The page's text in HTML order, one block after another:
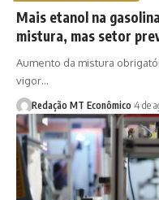
Mais etanol na
mistura, mas setor
Aumento da mistura
vigor…
Redação MT Econômico 4 de